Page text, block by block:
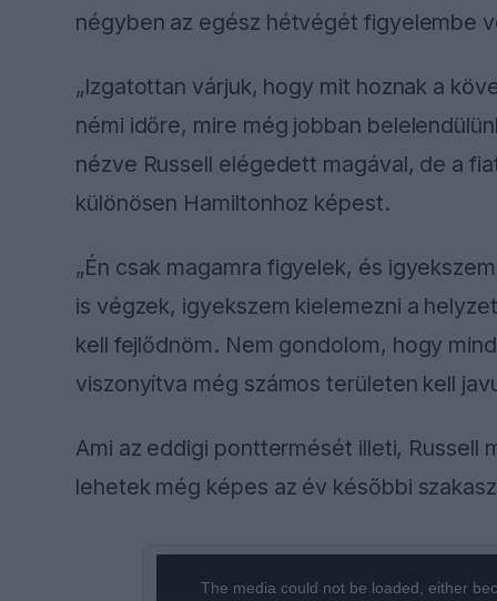
négyben az egész hétvégét figyelembe
„Izgatottan várjuk, hogy mit hoznak a
némi időre, mire még jobban
nézve Russell elégedett magával, de a
különösen Hamiltonhoz képest.
„Én csak magamra figyelek, és
is végzek, igyekszem kielemezni a
kell fejlődnöm. Nem gondolom, hogy
viszonyítva még számos területen kell
Ami az eddigi ponttermését illeti, Russell
lehetek még képes az év későbbi
The media could not be loaded, either